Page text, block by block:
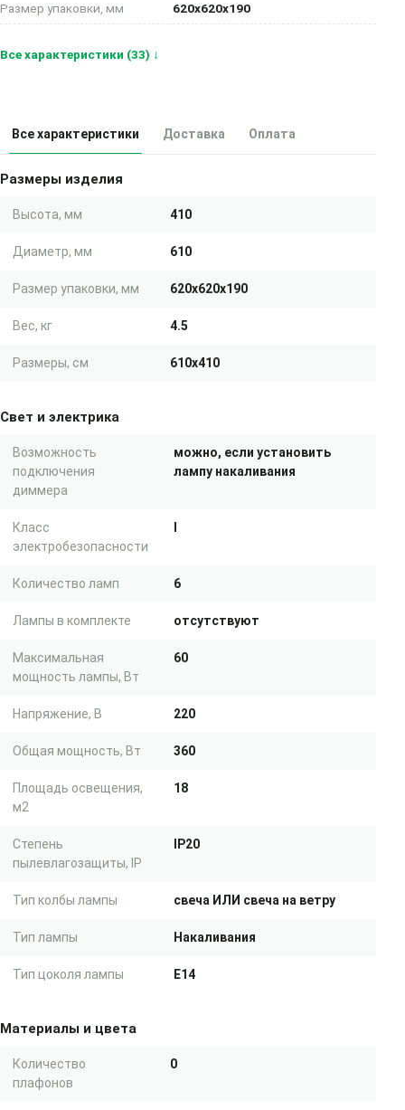
Размер упаковки, мм 620x620x190
Все характеристики (33) ↓
Все характеристики Доставка Оплата
Размеры изделия
Высота, мм 410
Диаметр, мм 610
Размер упаковки, мм 620x620x190
Вес, кг 4.5
Размеры, см 610x410
Свет и электрика
Возможность
подключения
диммера
можно, если установить
лампу накаливания
Класс
электробезопасности
Количество ламп 6
Лампы в комплекте отсутствуют
Максимальная
мощность лампы, Вт
60
Напряжение, В 220
Общая мощность, Вт 360
Площадь освещения,
м2
18
Степень
пылевлагозащиты, IP
IP20
Тип колбы лампы свеча ИЛИ свеча на ветру
Тип лампы Накаливания
Тип цоколя лампы E14
Материалы и цвета
Количество
плафонов
0